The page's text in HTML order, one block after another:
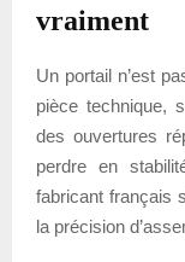
vraiment
Un portail n’est
pièce technique,
des ouvertures
perdre en
fabricant français
la précision